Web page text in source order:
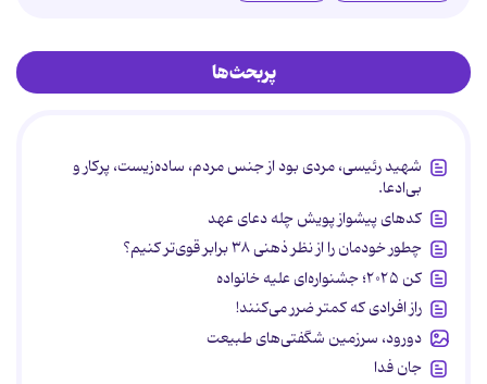
پربحث‌ها
شهید رئیسی، مردی بود از جنس مردم، ساده‌زیست، پرکار و
بی‌ادعا.
کدهای پیشواز پویش چله دعای عهد
چطور خودمان را از نظر ذهنی ۳۸ برابر قوی‌تر کنیم؟
کن ۲۰۲۵؛ جشنواره‌ای علیه خانواده
راز افرادی که کمتر ضرر می‌کنند!
دورود، سرزمین شگفتی‌های طبیعت
جان فدا